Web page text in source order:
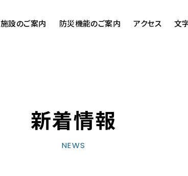
施設のご案内 防災機能のご案内 アクセス 文
新着情報
NEWS